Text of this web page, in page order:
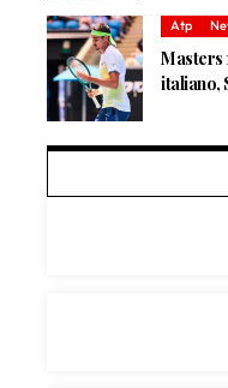
Atp
Masters
italiano,